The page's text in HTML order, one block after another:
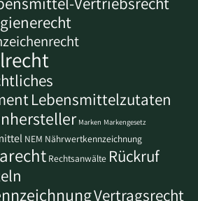
Lebensmittelzutaten
Marken Markengesetz
NEM Nährwertkennzeichnung
Rechtsanwälte Rückruf
Vertragsrecht